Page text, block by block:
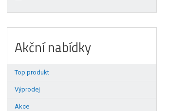
Akční nabídky
Top produkt
Výprodej
Akce